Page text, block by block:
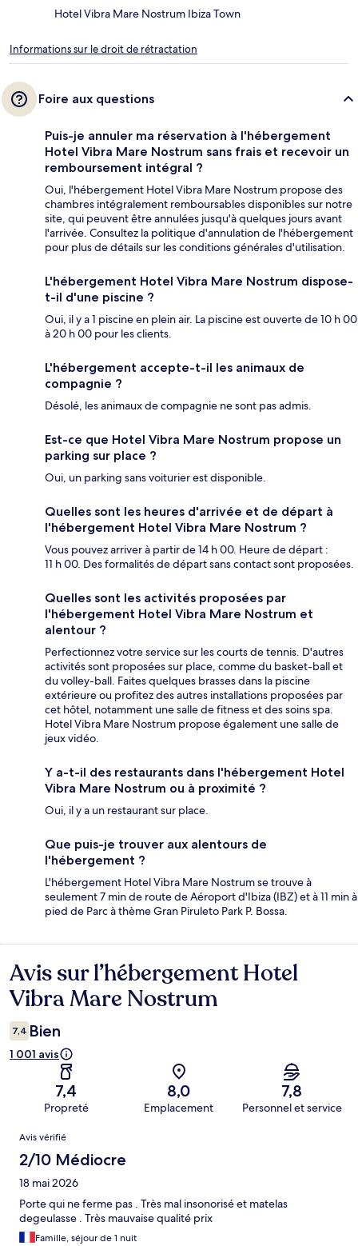
Hotel Vibra Mare Nostrum Ibiza Town
Informations sur le droit de rétractation
Foire aux questions
Puis-je annuler ma réservation à l'hébergement
Hotel Vibra Mare Nostrum sans frais et recevoir un
remboursement intégral ?
Oui, l'hébergement Hotel Vibra Mare Nostrum propose des
chambres intégralement remboursables disponibles sur notre
site, qui peuvent être annulées jusqu'à quelques jours avant
l'arrivée. Consultez la politique d'annulation de l'hébergement
pour plus de détails sur les conditions générales d'utilisation.
L'hébergement Hotel Vibra Mare Nostrum dispose-
t-il d'une piscine ?
Oui, il y a 1 piscine en plein air. La piscine est ouverte de 10 h 00
à 20 h 00 pour les clients.
L'hébergement accepte-t-il les animaux de
compagnie ?
Désolé, les animaux de compagnie ne sont pas admis.
Est-ce que Hotel Vibra Mare Nostrum propose un
parking sur place ?
Oui, un parking sans voiturier est disponible.
Quelles sont les heures d'arrivée et de départ à
l'hébergement Hotel Vibra Mare Nostrum ?
Vous pouvez arriver à partir de 14 h 00. Heure de départ :
11 h 00. Des formalités de départ sans contact sont proposées.
Quelles sont les activités proposées par
l'hébergement Hotel Vibra Mare Nostrum et
alentour ?
Perfectionnez votre service sur les courts de tennis. D'autres
activités sont proposées sur place, comme du basket-ball et
du volley-ball. Faites quelques brasses dans la piscine
extérieure ou profitez des autres installations proposées par
cet hôtel, notamment une salle de fitness et des soins spa.
Hotel Vibra Mare Nostrum propose également une salle de
jeux vidéo.
Y a-t-il des restaurants dans l'hébergement Hotel
Vibra Mare Nostrum ou à proximité ?
Oui, il y a un restaurant sur place.
Que puis-je trouver aux alentours de
l'hébergement ?
L'hébergement Hotel Vibra Mare Nostrum se trouve à
seulement 7 min de route de Aéroport d'Ibiza (IBZ) et à 11 min à
pied de Parc à thème Gran Piruleto Park P. Bossa.
Avis
Avis sur l’hébergement Hotel
Vibra Mare Nostrum
7,4 Bien
1 001 avis
7,4
Propreté
8,0
Emplacement
7,8
Personnel et service
Avis
Avis vérifié
2/10 Médiocre
18 mai 2026
Porte qui ne ferme pas . Très mal insonorisé et matelas
degeulasse . Très mauvaise qualité prix
Famille, séjour de 1 nuit